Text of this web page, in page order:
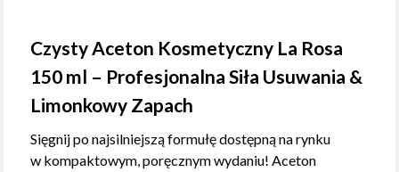
Czysty Aceton Kosmetyczny La Rosa
150 ml – Profesjonalna Siła Usuwania &
Limonkowy Zapach
Sięgnij po najsilniejszą formułę dostępną na rynku
w kompaktowym, poręcznym wydaniu! Aceton